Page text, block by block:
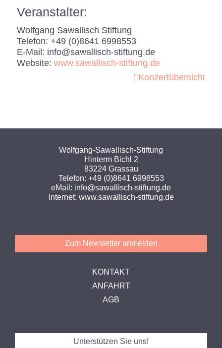
Veranstalter:
Wolfgang Sawallisch Stiftung
Telefon: +49 (0)8641 6998553
E-Mail: info@sawallisch-stiftung.de
Website: www.sawallisch-stiftung.de
Konzertübersicht
Wolfgang-Sawallisch-Stiftung
Hinterm Bichl 2
83224 Grassau
Telefon: +49 (0)8641 6998553
eMail: info@sawallisch-stiftung.de
Internet: www.sawallisch-stiftung.de
Zum Newsletter anmelden
KONTAKT
ANFAHRT
AGB
Unterstützen Sie uns!